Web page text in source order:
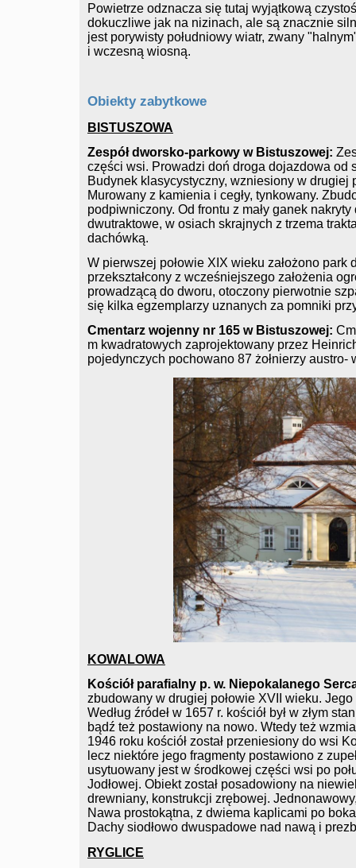
Powietrze odznacza się tutaj wyjątkową
dokuczliwe jak na nizinach, ale są znacznie
jest porywisty południowy wiatr, zwany
i wczesną wiosną.
Obiekty zabytkowe
BISTUSZOWA
Zespół dworsko-parkowy w Bistuszowej:
części wsi. Prowadzi doń droga dojazdowa od
Budynek klasycystyczny, wzniesiony w drugiej
Murowany z kamienia i cegły, tynkowany.
podpiwniczony. Od frontu z mały ganek
dwutraktowe, w osiach skrajnych z trzema
dachówką.
W pierwszej połowie XIX wieku założono park
przekształcony z wcześniejszego założenia
prowadzącą do dworu, otoczony pierwotnie
się kilka egzemplarzy uznanych za pomniki
Cmentarz wojenny nr 165 w Bistuszowej:
m kwadratowych zaprojektowany przez
pojedynczych pochowano 87 żołnierzy
KOWALOWA
Kościół parafialny p. w. Niepokalanego
zbudowany w drugiej połowie XVII wieku.
Według źródeł w 1657 r. kościół był w złym
bądź też postawiony na nowo. Wtedy też
1946 roku kościół został przeniesiony do wsi
lecz niektóre jego fragmenty postawiono z
usytuowany jest w środkowej części wsi po
Jodłowej. Obiekt został posadowiony na
drewniany, konstrukcji zrębowej.
Nawa prostokątna, z dwiema kaplicami po
Dachy siodłowo dwuspadowe nad nawą i
RYGLICE